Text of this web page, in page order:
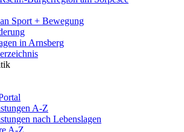
Sport + Bewegung
in Arnsberg
A-Z
nach Lebenslagen
A-Z